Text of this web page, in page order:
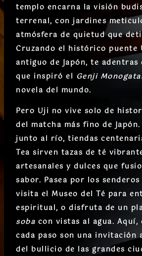
templo encarna la visión
terrenal, con jardines
atmósfera de quietud que
Cruzando el histórico puente
antiguo de Japón, te adentras
que inspiró el Genji
novela del mundo.
Pero Uji no vive solo de
del matcha más fino de Japón
junto al río, tiendas
Tea sirven tazas de té
artesanales y dulces que
sabor. Pasea por los
visita el Museo del Té para
espiritual, o disfruta de un
soba con vistas al agua. Aquí,
cada paso son una invitación
del bullicio de las grandes